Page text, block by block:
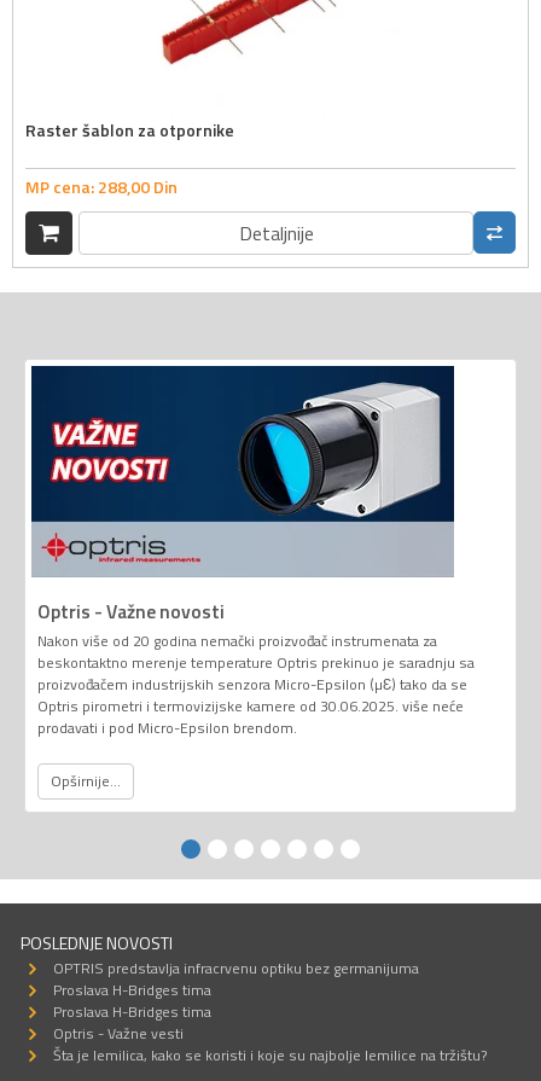
Raster šablon za otpornike
MP cena:288,00Din
Detaljnije
Optris - Važne novosti
Nakon više od 20 godina nemački proizvođač instrumenata za
beskontaktno merenje temperature Optris prekinuo je saradnju sa
proizvođačem industrijskih senzora Micro-Epsilon (µƐ) tako da se
Optris pirometri i termovizijske kamere od 30.06.2025. više neće
prodavati i pod Micro-Epsilon brendom.
Opširnije...
POSLEDNJE NOVOSTI
OPTRIS predstavlja infracrvenu optiku bez germanijuma
Proslava H-Bridges tima
Proslava H-Bridges tima
Optris - Važne vesti
Šta je lemilica, kako se koristi i koje su najbolje lemilice na tržištu?